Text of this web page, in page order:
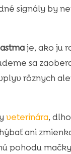
signály by
je, ako ju
sa
rôznych
veterinára,
ani
pohodu